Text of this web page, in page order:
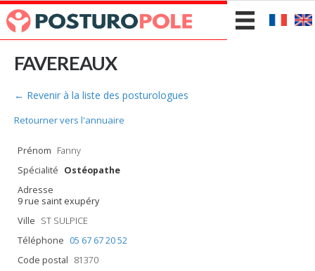
FAVEREAUX
← Revenir à la liste des posturologues
Retourner vers l'annuaire
Prénom Fanny
Spécialité Ostéopathe
Adresse
9 rue saint exupéry
Ville ST SULPICE
Téléphone 05 67 67 20 52
Code postal 81370